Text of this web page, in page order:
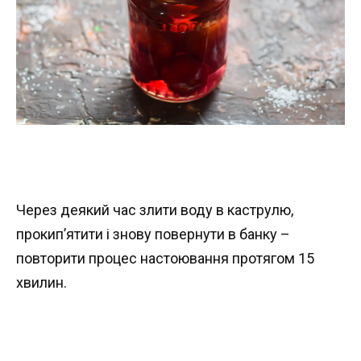
Через деякий час злити воду в каструлю,
прокип’ятити і знову повернути в банку –
повторити процес настоювання протягом 15
хвилин.